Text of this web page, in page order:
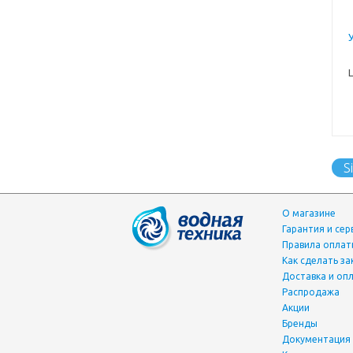
О магазине
Гарантия и
Правила
Как сделать
Доставка и
Распродажа
Акции
Бренды
Документация